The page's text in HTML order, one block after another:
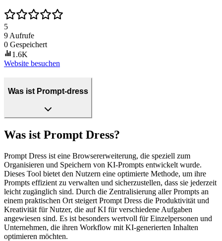
5
9 Aufrufe
0 Gespeichert
1.6K
Website besuchen
Was ist Prompt-dress
Was ist Prompt Dress?
Prompt Dress ist eine Browsererweiterung, die speziell zum
Organisieren und Speichern von KI-Prompts entwickelt wurde.
Dieses Tool bietet den Nutzern eine optimierte Methode, um ihre
Prompts effizient zu verwalten und sicherzustellen, dass sie jederzeit
leicht zugänglich sind. Durch die Zentralisierung aller Prompts an
einem praktischen Ort steigert Prompt Dress die Produktivität und
Kreativität für Nutzer, die auf KI für verschiedene Aufgaben
angewiesen sind. Es ist besonders wertvoll für Einzelpersonen und
Unternehmen, die ihren Workflow mit KI-generierten Inhalten
optimieren möchten.